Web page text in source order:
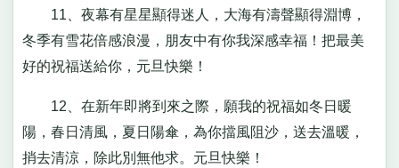
11、夜幕有星星顯得迷人，大海有濤聲顯得淵博，
冬季有雪花倍感浪漫，朋友中有你我深感幸福！把最美
好的祝福送給你，元旦快樂！
12、在新年即將到來之際，願我的祝福如冬日暖
陽，春日清風，夏日陽傘，為你擋風阻沙，送去溫暖，
捎去清涼，除此別無他求。元旦快樂！